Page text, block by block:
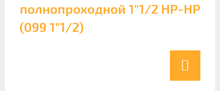
полнопроходной 1"1/2 НР-НР
(099 1"1/2)